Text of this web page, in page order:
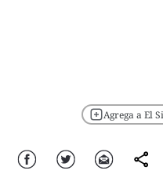
Agrega a El
Facebook Twitter Correo comparte